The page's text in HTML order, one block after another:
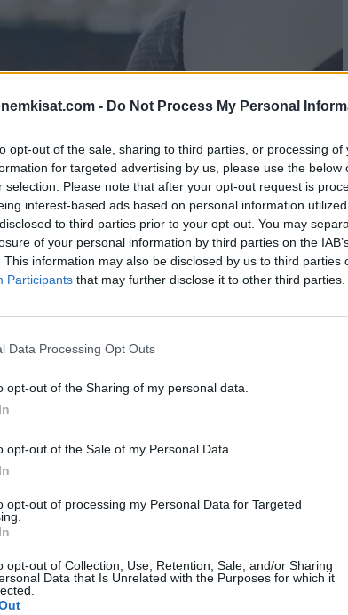
- Do Not Process My Personal
opt-out of the sale, sharing to third parties, or processing of
for targeted advertising by us, please use the below
selection. Please note that after your opt-out request is
interest-based ads based on personal information
to third parties prior to your opt-out. You may
of your personal information by third parties on the
This information may also be disclosed by us to third parties
Participants that may further disclose it to other third parties.
Data Processing Opt Outs
opt-out of the Sharing of my personal data.
opt-out of the Sale of my Personal Data.
opt-out of processing my Personal Data for Targeted
opt-out of Collection, Use, Retention, Sale, and/or Sharing
Data that Is Unrelated with the Purposes for which it
ottelusta, jossa molemmilla riittää
raapi vasta lisäajan maalilla voiton Tshekistä. Sen
kun Georgia kaatui lukemin 3-1. Nyt pelataan
arvokas pudotuspeleihin. Tämä varmasti
lyödään aivan kaikki peliin.
maa on materiaaliltaan huomattavasti Turkkia edellä.